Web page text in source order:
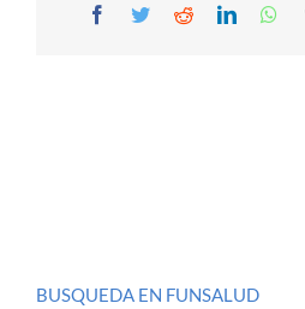
Facebook
TwitterRedditLinkedIn
BUSQUEDA EN FUNSALUD